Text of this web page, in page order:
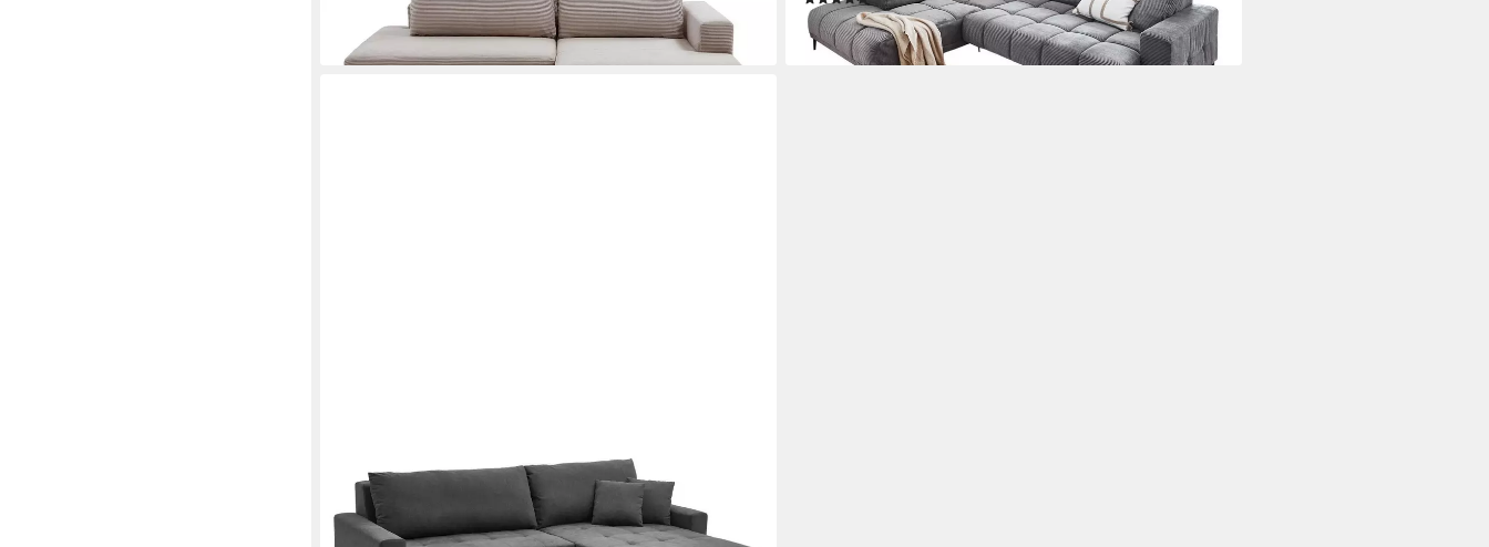
lieferbar - in 7-9 Werktagen bei dir 2.308,90 €
lieferbar - in 7-9 Werktagen bei dir
Mikrofaser, elektrische Sitztiefenverstellung, 2 Rücken-
und 2 Zierkissen
1.394,90 €
lieferbar - in 7-9 Werktagen bei dir